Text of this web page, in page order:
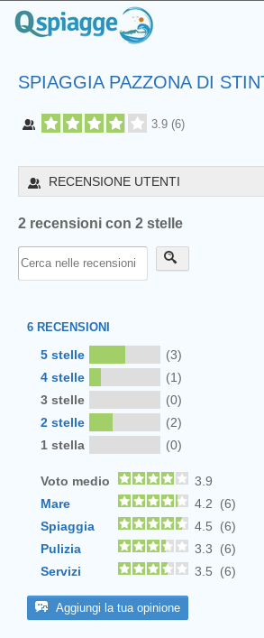
SPIAGGIA PAZZONA DI
3.9 (6)
RECENSIONE UTENTI
2 recensioni con 2 stelle
6 RECENSIONI
5 stelle
(3)
4 stelle
(1)
3 stelle
(0)
2 stelle
(2)
1 stella
(0)
Voto medio
3.9
Mare
4.2 (6)
Spiaggia
4.5 (6)
Pulizia
3.3 (6)
Servizi
3.5 (6)
Aggiungi la tua opinione